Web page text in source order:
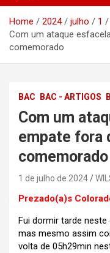
Home 2024 julho
1
Com um ataque
comemorado
BAC BAC - ARTIGOS
Com um
empate fora
comemorado
1 de julho de 2024
Prezado(a)s
Fui dormir tarde
mas mesmo assim
volta de 05h29min